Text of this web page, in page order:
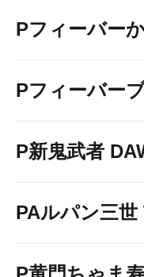
Pフィーバー
Pフィーバー
P新鬼武者
PAルパン三